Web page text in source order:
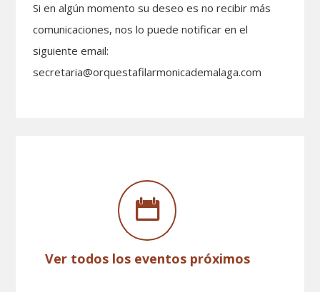
Si en algún momento su deseo es no recibir más
comunicaciones, nos lo puede notificar en el
siguiente email:
secretaria@orquestafilarmonicademalaga.com
Ver todos los eventos próximos